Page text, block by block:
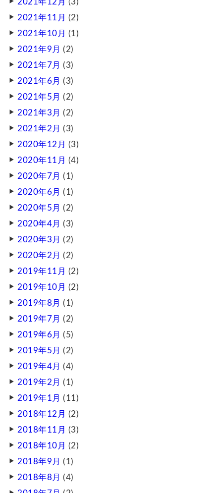
2021年12月 (3)
2021年11月 (2)
2021年10月 (1)
2021年9月 (2)
2021年7月 (3)
2021年6月 (3)
2021年5月 (2)
2021年3月 (2)
2021年2月 (3)
2020年12月 (3)
2020年11月 (4)
2020年7月 (1)
2020年6月 (1)
2020年5月 (2)
2020年4月 (3)
2020年3月 (2)
2020年2月 (2)
2019年11月 (2)
2019年10月 (2)
2019年8月 (1)
2019年7月 (2)
2019年6月 (5)
2019年5月 (2)
2019年4月 (4)
2019年2月 (1)
2019年1月 (11)
2018年12月 (2)
2018年11月 (3)
2018年10月 (2)
2018年9月 (1)
2018年8月 (4)